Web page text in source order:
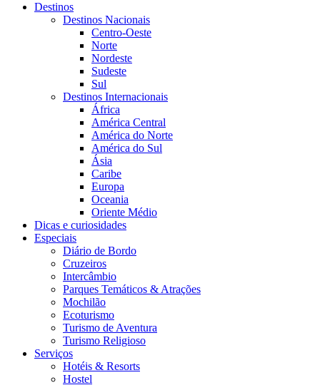
Destinos
Destinos Nacionais
Centro-Oeste
Norte
Nordeste
Sudeste
Sul
Destinos Internacionais
África
América Central
América do Norte
América do Sul
Ásia
Caribe
Europa
Oceania
Oriente Médio
Dicas e curiosidades
Especiais
Diário de Bordo
Cruzeiros
Intercâmbio
Parques Temáticos & Atrações
Mochilão
Ecoturismo
Turismo de Aventura
Turismo Religioso
Serviços
Hotéis & Resorts
Hostel